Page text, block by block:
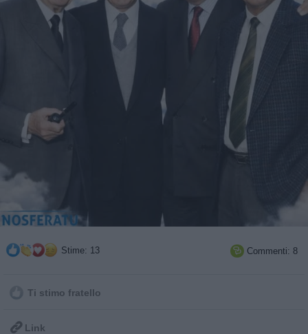
Stime: 13  Commenti: 8
Ti stimo fratello
 Link